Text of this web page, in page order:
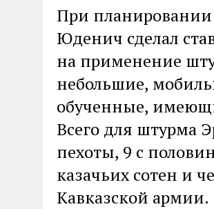
При планировании
Юденич сделал
на применение
небольшие,
обученные,
Всего для штурма
пехоты, 9 с
казачьих сотен и
Кавказской армии.